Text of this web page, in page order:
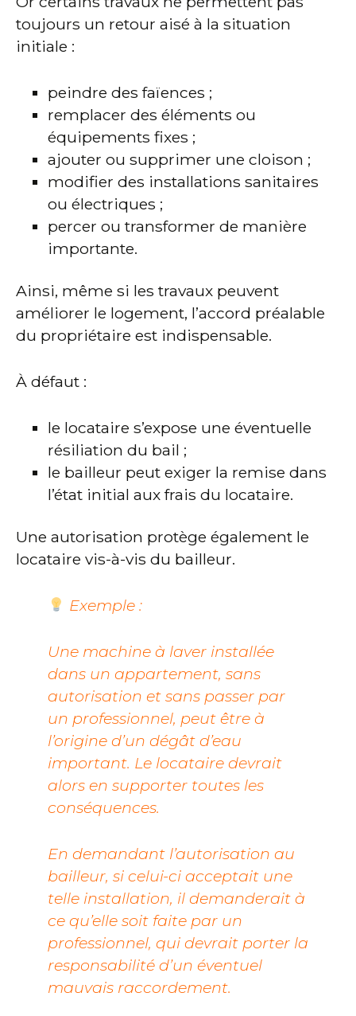
toujours un retour aisé à la situation
initiale :
peindre des faïences ;
remplacer des éléments ou
équipements fixes ;
ajouter ou supprimer une cloison ;
modifier des installations sanitaires
ou électriques ;
percer ou transformer de manière
importante.
Ainsi, même si les travaux peuvent
améliorer le logement, l’accord préalable
du propriétaire est indispensable.
À défaut :
le locataire s’expose une éventuelle
résiliation du bail ;
le bailleur peut exiger la remise dans
l’état initial aux frais du locataire.
Une autorisation protège également le
locataire vis-à-vis du bailleur.
Exemple :
Une machine à laver installée
dans un appartement, sans
autorisation et sans passer par
un professionnel, peut être à
l’origine d’un dégât d’eau
important. Le locataire devrait
alors en supporter toutes les
conséquences.
En demandant l’autorisation au
bailleur, si celui-ci acceptait une
telle installation, il demanderait à
ce qu’elle soit faite par un
professionnel, qui devrait porter la
responsabilité d’un éventuel
mauvais raccordement.